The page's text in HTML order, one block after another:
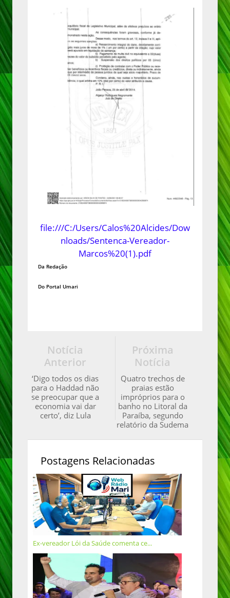
file:///C:/Users/Calos%20Alcides/Dow
nloads/Sentenca-Vereador-
Marcos%20(1).pdf
Da Redação
Do Portal Umari
Próxima
Notícia
Quatro trechos de
praias estão
impróprios para o
banho no Litoral da
Paraíba, segundo
relatório da Sudema
Notícia
Anterior
‘Digo todos os dias
para o Haddad não
se preocupar que a
economia vai dar
certo’, diz Lula
Postagens Relacionadas
Ex-vereador Lói da Saúde comenta ce...